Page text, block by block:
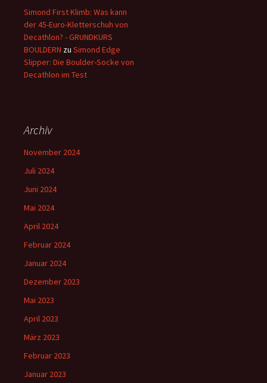
Simond First Klimb: Was kann
der 45-Euro-Kletterschuh von
Decathlon? - GRUNDKURS
BOULDERN zu Simond Edge
Slipper: Die Boulder-Socke von
Decathlon im Test
Archiv
November 2024
Juli 2024
Juni 2024
Mai 2024
April 2024
Februar 2024
Januar 2024
Dezember 2023
Mai 2023
April 2023
März 2023
Februar 2023
Januar 2023